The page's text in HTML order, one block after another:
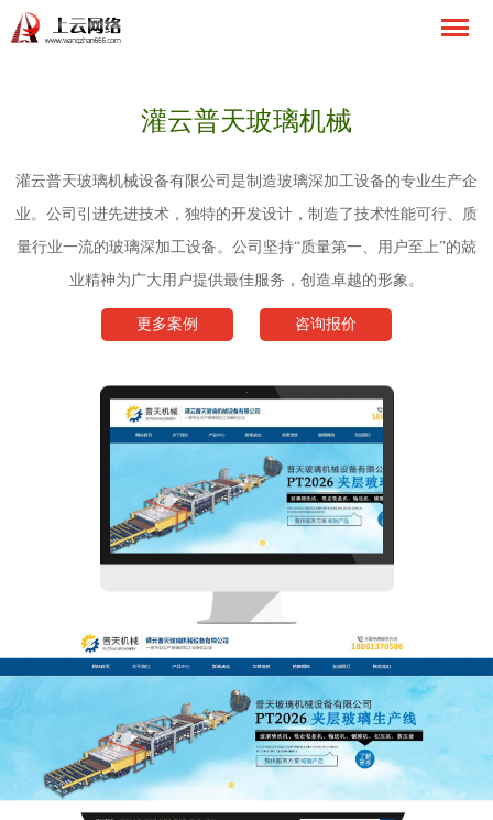
灌云普天玻璃机械
灌云普天玻璃机械设备有限公司是制造玻璃深加工设备的专业生产企
业。公司引进先进技术，独特的开发设计，制造了技术性能可行、质
量行业一流的玻璃深加工设备。公司坚持“质量第一、用户至上”的兢
业精神为广大用户提供最佳服务，创造卓越的形象。
更多案例 咨询报价